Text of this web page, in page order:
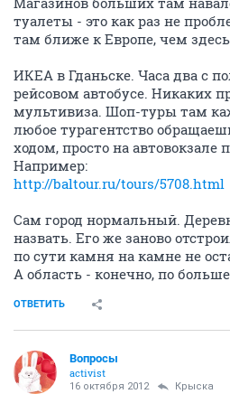
туалеты - это как раз не
там ближе к Европе, чем
ИКЕА в Гданьске. Часа два с
рейсовом автобусе. Никаких
мультивиза. Шоп-туры там
любое турагентство
ходом, просто на автовокзале
Например:
http://baltour.ru/tours/5708.html
Сам город нормальный.
назвать. Его же заново
по сути камня на камне не
А область - конечно, по
ОТВЕТИТЬ
Вопросы
activist
16 октября 2012 Крыска